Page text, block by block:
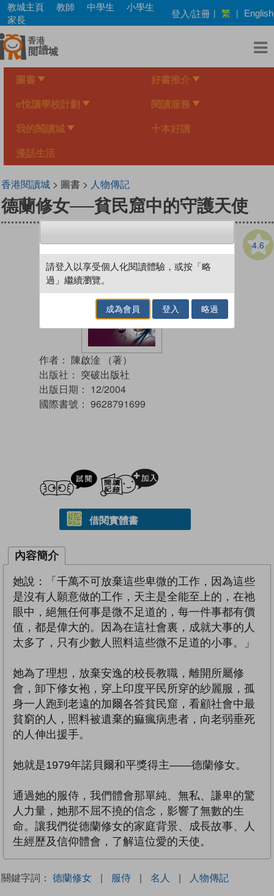
Skip
main
content
教城主頁 教師 中學生
小學生
家長
登入/註冊 | 繁 | English
圖書 好書推介
e悅讀學校計劃 閱讀服務
我的閱讀城 十本好讀
漫話生活
香港閱讀城> 圖書 > 人物傳記
德蘭修女──貧民窟中的守護天使
4.6
作者： 陳啟淦 （著）
出版社： 突破出版社
出版日期： 12/2004
國際書號： 9628791699
試閲
借閱實體書
內容簡介
她說：「千萬不可放棄這些卑微的工作，因為這些
是沒有人願意做的工作，天主是全能至上的，在祂
眼中，絕無任何事是微不足道的，每一件事都有價
值，都是偉大的。因為在這社會裏，成就大事的人
太多了，只有少數人照料這些微不足道的小事。」
她為了理想，放棄安逸的校長教職，離開所屬修
會，卸下修女袍，穿上印度平民所穿的紗麗服，孤
身一人跑到老遠的加爾各答貧民窟，看顧社會中最
貧窮的人，照料被遺棄的痲瘋病患者，向老弱垂死
的人伸出援手。
她就是1979年諾貝爾和平獎得主——德蘭修女。
通過她的服侍，我們體會那單純、無私、謙卑的驚
人力量，她那不屈不撓的信念，影響了無數的生
命。讓我們從德蘭修女的家庭背景、成長故事、人
生經歷及信仰體會，了解這位愛的天使。
關鍵字詞： 德蘭修女 | 服侍 | 名人 | 人物傳記
請登入以享受個人化閱讀體驗，或按「略
過」繼續瀏覽。
成為會員 登入 略過